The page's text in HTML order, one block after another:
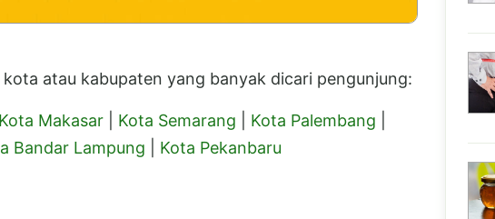
atau kabupaten yang banyak dicari pengunjung:
Kota Makasar Kota Semarang Kota Palembang
Bandar Lampung Kota Pekanbaru